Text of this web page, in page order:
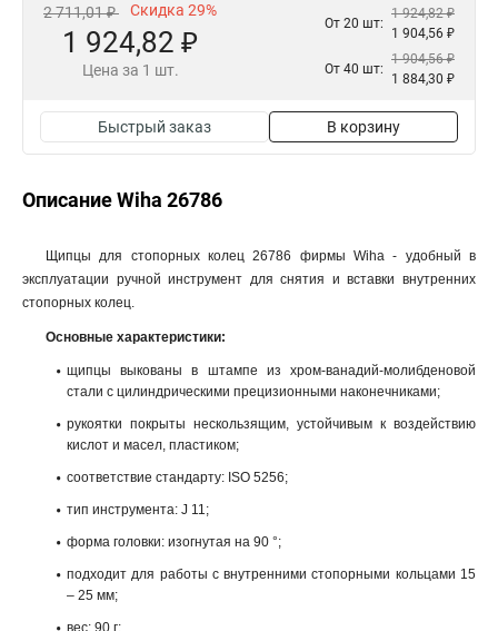
2 711,01 ₽ Скидка 29%
1 924,82 ₽
Цена за 1 шт.
От 20 шт:
1 924,82 ₽
1 904,56 ₽
От 40 шт:
1 904,56 ₽
1 884,30 ₽
Быстрый заказ В корзину
Описание Wiha 26786
Щипцы для стопорных колец 26786 фирмы Wiha - удобный в
эксплуатации ручной инструмент для снятия и вставки внутренних
стопорных колец.
Основные характеристики:
щипцы выкованы в штампе из хром-ванадий-молибденовой
стали с цилиндрическими прецизионными наконечниками;
рукоятки покрыты нескользящим, устойчивым к воздействию
кислот и масел, пластиком;
соответствие стандарту: ISO 5256;
тип инструмента: J 11;
форма головки: изогнутая на 90 °;
подходит для работы с внутренними стопорными кольцами 15
– 25 мм;
вес: 90 г;